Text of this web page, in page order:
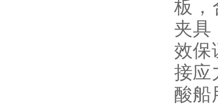
板，
夹具
效保
接应
酸船